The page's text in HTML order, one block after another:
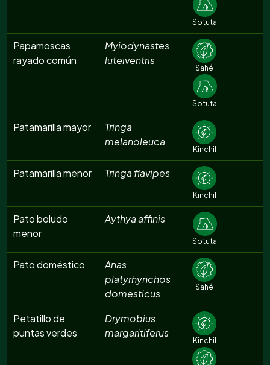
Sotuta
Papamoscas
rayado común
Myiodynastes
luteiventris
Sahé
Sotuta
Patamarilla mayor
Tringa
melanoleuca
Kinchil
Patamarilla menor Tringa flavipes
Kinchil
Pato boludo
menor
Aythya affinis
Sotuta
Pato doméstico
Anas
platyrhynchos
domesticus
Sahé
Petatillo de
puntas verdes
Drymobius
margaritiferus
Kinchil